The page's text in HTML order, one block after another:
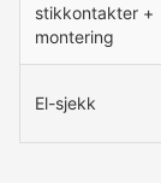
stikkontakter +
montering
El-sjekk